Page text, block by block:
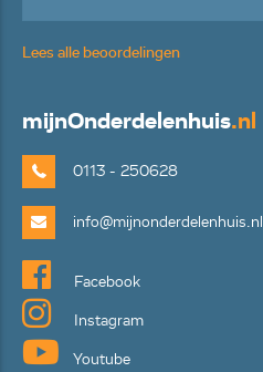
Lees alle beoordelingen
mijnOnderdelenhuis.nl
0113 - 250628
info@mijnonderdelenhuis.nl
Facebook
Instagram
Youtube